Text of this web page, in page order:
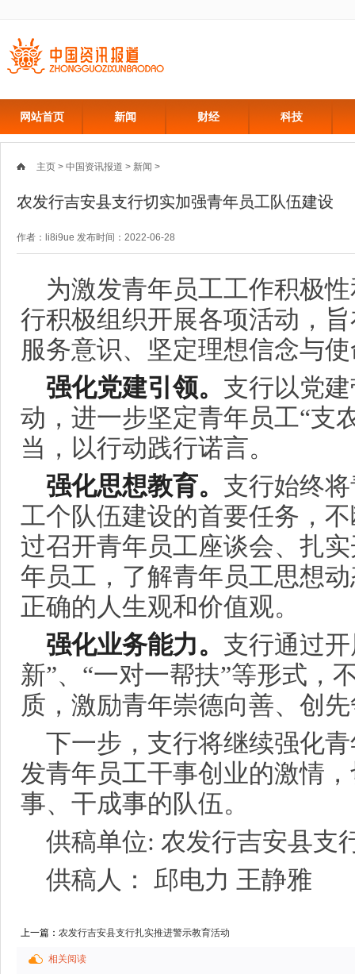
网站首页 新闻 财经 科技
主页 > 中国资讯报道 > 新闻 >
农发行吉安县支行切实加强青年员工队伍建设
作者：li8i9ue 发布时间：2022-06-28
为激发青年员工工作积极
行积极组织开展各项活动，
服务意识、坚定理想信念与
强化党建引领。 支行以党
动，进一步坚定青年员工“支
当，以行动践行诺言。
强化思想教育。 支行始终
工个队伍建设的首要任务，
过召开青年员工座谈会、扎
年员工，了解青年员工思想
正确的人生观和价值观。
强化业务能力。 支行通过开
新”、“一对一帮扶”等形式，
质，激励青年崇德向善、创
下一步，支行将继续强化
发青年员工干事创业的激情
事、干成事的队伍。
供稿单位: 农发行吉安县支
供稿人： 邱电力 王静雅
上一篇： 农发行吉安县支行扎实推进警示教育活动
相关阅读